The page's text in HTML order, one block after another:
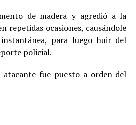
de madera y agredió a la
repetidas ocasiones, causándole
para luego huir del
policial.
atacante fue puesto a orden del